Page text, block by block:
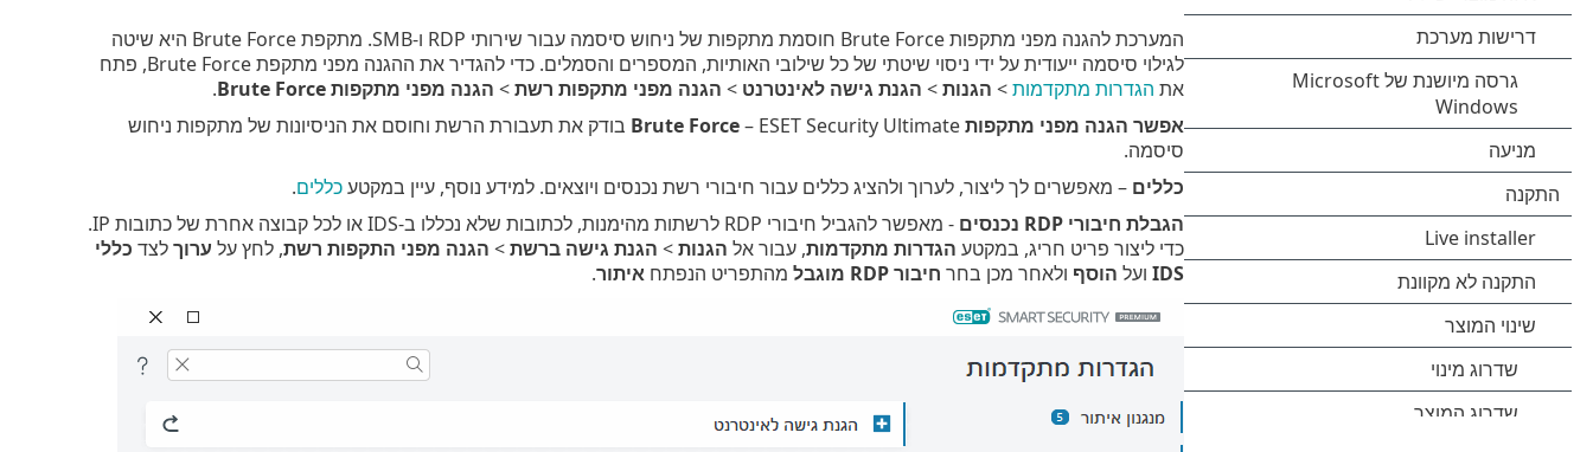
המערכת להגנה מפני מתקפות Brute Force חוסמת מתקפות של ניחוש סיסמה עבור שירותי RDP ו-SMB. מתקפת Brute Force היא שיטה
לגילוי סיסמה ייעודית על ידי ניסוי שיטתי של כל שילובי האותיות, המספרים והסמלים. כדי להגדיר את ההגנה מפני מתקפת Brute Force, פתח
את הגדרות מתקדמות> הגנות> הגנת גישה לאינטרנט > הגנה מפני מתקפות רשת> הגנה מפני מתקפות Brute Force
.
אפשר הגנה מפני מתקפות Brute Force
– ESET Security Ultimate בודק את תעבורת הרשת וחוסם את הניסיונות של מתקפות ניחוש
סיסמה.
כללים – מאפשרים לך ליצור, לערוך ולהציג כללים עבור חיבורי רשת נכנסים ויוצאים. למידע נוסף, עיין במקטעכללים.
הגבלת חיבורי RDP נכנסים
- מאפשר להגביל חיבורי RDP לרשתות מהימנות, לכתובות שלא נכללו ב-IDS או לכל קבוצה אחרת של כתובות IP.
כדי ליצור פריט חריג, במקטע הגדרות מתקדמות, עבור אל הגנות> הגנת גישה ברשת> הגנה מפני התקפות רשת, לחץ על ערוךלצד כללי
IDSועל הוסף ולאחר מכן בחר חיבור RDP מוגבל מהתפריט הנפתח איתור.